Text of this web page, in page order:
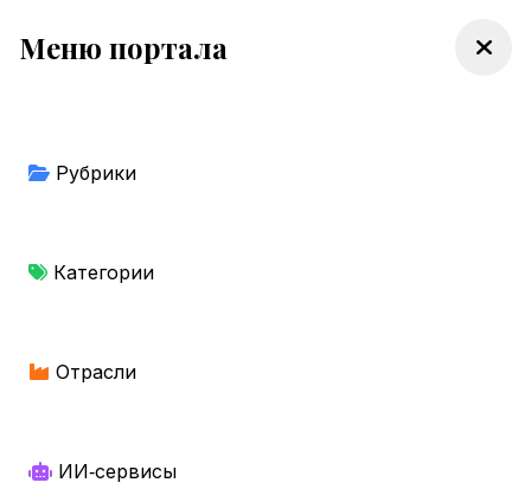
Меню портала
Рубрики
Категории
Отрасли
ИИ‑сервисы